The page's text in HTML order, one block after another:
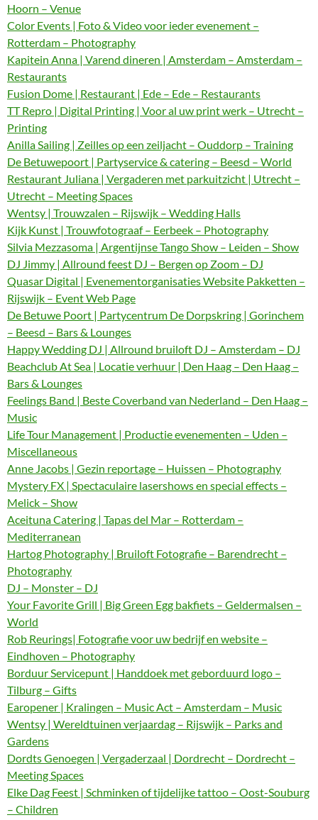
Hoorn – Venue
Color Events | Foto & Video voor ieder evenement –
Rotterdam – Photography
Kapitein Anna | Varend dineren | Amsterdam – Amsterdam –
Restaurants
Fusion Dome | Restaurant | Ede – Ede – Restaurants
TT Repro | Digital Printing | Voor al uw print werk – Utrecht –
Printing
Anilla Sailing | Zeilles op een zeiljacht – Ouddorp – Training
De Betuwepoort | Partyservice & catering – Beesd – World
Restaurant Juliana | Vergaderen met parkuitzicht | Utrecht –
Utrecht – Meeting Spaces
Wentsy | Trouwzalen – Rijswijk – Wedding Halls
Kijk Kunst | Trouwfotograaf – Eerbeek – Photography
Silvia Mezzasoma | Argentijnse Tango Show – Leiden – Show
DJ Jimmy | Allround feest DJ – Bergen op Zoom – DJ
Quasar Digital | Evenementorganisaties Website Pakketten –
Rijswijk – Event Web Page
De Betuwe Poort | Partycentrum De Dorpskring | Gorinchem
– Beesd – Bars & Lounges
Happy Wedding DJ | Allround bruiloft DJ – Amsterdam – DJ
Beachclub At Sea | Locatie verhuur | Den Haag – Den Haag –
Bars & Lounges
Feelings Band | Beste Coverband van Nederland – Den Haag –
Music
Life Tour Management | Productie evenementen – Uden –
Miscellaneous
Anne Jacobs | Gezin reportage – Huissen – Photography
Mystery FX | Spectaculaire lasershows en special effects –
Melick – Show
Aceituna Catering | Tapas del Mar – Rotterdam –
Mediterranean
Hartog Photography | Bruiloft Fotografie – Barendrecht –
Photography
DJ – Monster – DJ
Your Favorite Grill | Big Green Egg bakfiets – Geldermalsen –
World
Rob Reurings| Fotografie voor uw bedrijf en website –
Eindhoven – Photography
Borduur Servicepunt | Handdoek met geborduurd logo –
Tilburg – Gifts
Earopener | Kralingen – Music Act – Amsterdam – Music
Wentsy | Wereldtuinen verjaardag – Rijswijk – Parks and
Gardens
Dordts Genoegen | Vergaderzaal | Dordrecht – Dordrecht –
Meeting Spaces
Elke Dag Feest | Schminken of tijdelijke tattoo – Oost-Souburg
– Children